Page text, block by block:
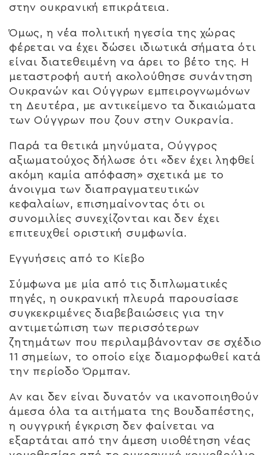
στην ουκρανική επικράτεια.
Όμως, η νέα πολιτική ηγεσία της χώρας
φέρεται να έχει δώσει ιδιωτικά σήματα ότι
είναι διατεθειμένη να άρει το βέτο της. Η
μεταστροφή αυτή ακολούθησε συνάντηση
Ουκρανών και Ούγγρων εμπειρογνωμόνων
τη Δευτέρα, με αντικείμενο τα δικαιώματα
των Ούγγρων που ζουν στην Ουκρανία.
Παρά τα θετικά μηνύματα, Ούγγρος
αξιωματούχος δήλωσε ότι «δεν έχει ληφθεί
ακόμη καμία απόφαση» σχετικά με το
άνοιγμα των διαπραγματευτικών
κεφαλαίων, επισημαίνοντας ότι οι
συνομιλίες συνεχίζονται και δεν έχει
επιτευχθεί οριστική συμφωνία.
Εγγυήσεις από το Κίεβο
Σύμφωνα με μία από τις διπλωματικές
πηγές, η ουκρανική πλευρά παρουσίασε
συγκεκριμένες διαβεβαιώσεις για την
αντιμετώπιση των περισσότερων
ζητημάτων που περιλαμβάνονταν σε σχέδιο
11 σημείων, το οποίο είχε διαμορφωθεί κατά
την περίοδο Όρμπαν.
Αν και δεν είναι δυνατόν να ικανοποιηθούν
άμεσα όλα τα αιτήματα της Βουδαπέστης,
η ουγγρική έγκριση δεν φαίνεται να
εξαρτάται από την άμεση υιοθέτηση νέας